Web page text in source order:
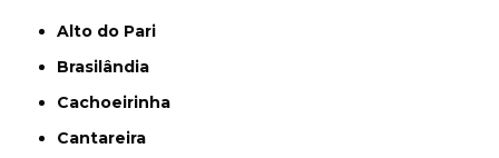
Alto do Pari
Brasilândia
Cachoeirinha
Cantareira